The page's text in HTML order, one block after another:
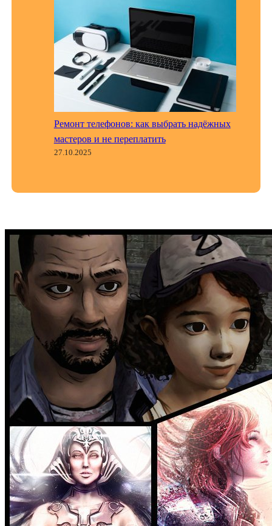
Ремонт телефонов: как выбрать надёжных
мастеров и не переплатить
27.10.2025